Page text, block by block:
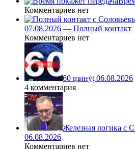
Комментариев нет
07.08.2026 — Полный контакт
Комментариев нет
60 ṃинẏƫ 06.08.2026
4 комментария
Железная логика с
06.08.2026
Комментариев нет